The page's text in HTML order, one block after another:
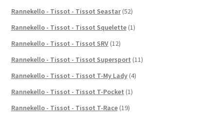
Rannekello - Tissot - Tissot Seastar (52)
Rannekello - Tissot - Tissot Squelette (1)
Rannekello - Tissot - Tissot SRV (12)
Rannekello - Tissot - Tissot Supersport (11)
Rannekello - Tissot - Tissot T-My Lady (4)
Rannekello - Tissot - Tissot T-Pocket (1)
Rannekello - Tissot - Tissot T-Race (19)